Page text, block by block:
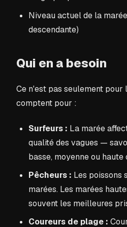
Niveau actuel de la
descendante)
Qui en a besoin
Ce n'est pas seulement pour
comptent pour :
Surfeurs : La marée
qualité des vagues —
basse, moyenne ou
Pêcheurs : Les poissons
marées. Les marées
souvent les meilleures
Coureurs de plage :